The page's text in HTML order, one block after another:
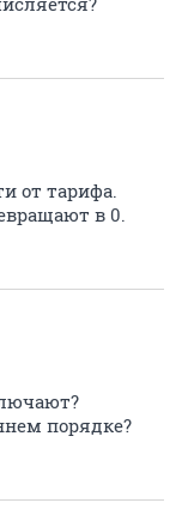
от тарифа.
в 0.
порядке?